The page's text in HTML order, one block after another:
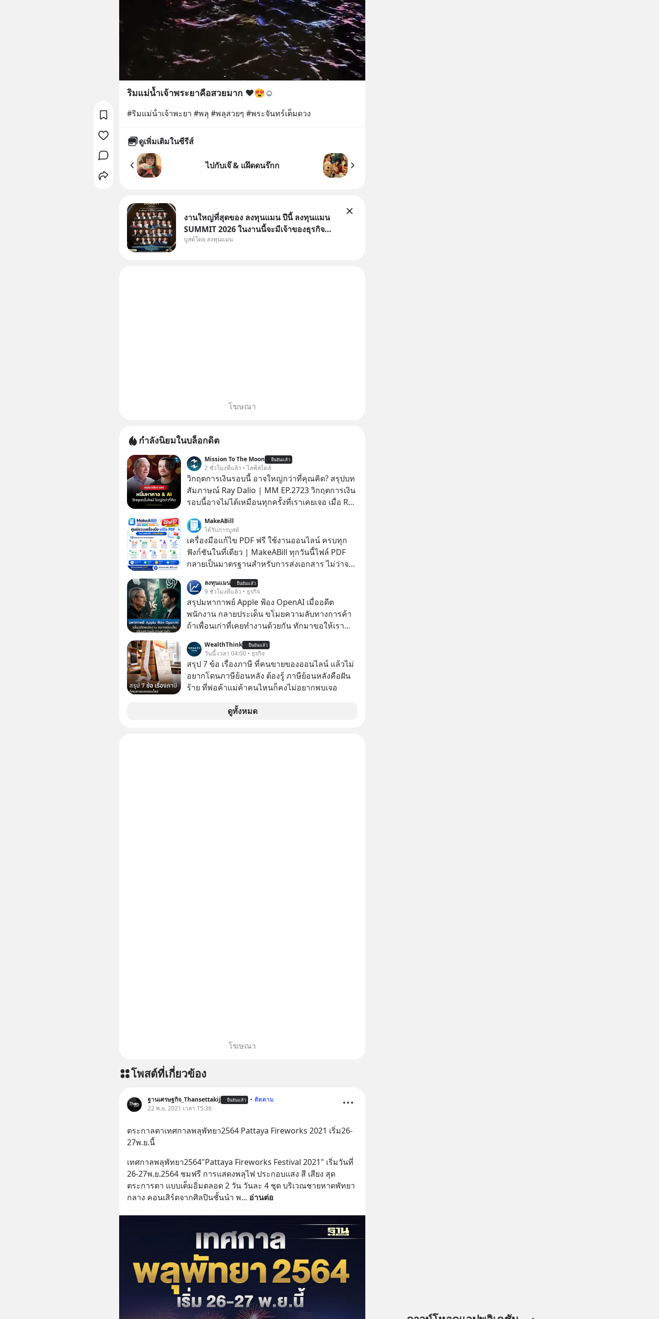
ริมแม่น้ำเจ้าพระยาคือสวยมาก ❤️😍☺️
#ริมแม่น้ําเจ้าพะยา #พลุ #พลุสวยๆ #พระจันทร์เต็มดวง
ดูเพิ่มเติมในซีรีส์
ไปกับเจ๊ & แฝ๊ดดนร๊กก
งานใหญ่ที่สุดของ ลงทุนแมน ปีนี้ ลงทุนแมน
SUMMIT 2026 ในงานนี้จะมีเจ้าของธุรกิจ
Dr.PONG, หมึกกรุบ, Srichand, Jones’
บูสต์โดย ลงทุนแมน
โฆษณา
กำลังนิยมในบล็อกดิต
Mission To The Moon ยืนยันแล้ว
2 ชั่วโมงที่แล้ว • ไลฟ์สไตล์
วิกฤตการเงินรอบนี้ อาจใหญ่กว่าที่คุณคิด? สรุปบท
สัมภาษณ์ Ray Dalio | MM EP.2723 วิกฤตการเงิน
รอบนี้อาจไม่ได้เหมือนทุกครั้งที่เราเคยเจอ เมื่อ Ray
ต่อหลายครั้ง ออกมาส่งสัญญาณเตือนระเบิดเวลา
ลูกใหม่ที่กำลังก่อตัวขึ้น จาก "ระเบิดหนี้สิน
มหาศาล" ผสานเข้ากับ "ฟองสบู่กระแส AI" ที่ผู้คน
กำลังแห่ไล่ราคาอย่างบ้าคลั่ง บทเรียนจาก
กำลังจะเปลี่ยนมือไปในทิศทางไหน? และเราควร
รับมืออย่างไรก่อนที่ทุกอย่างจะสายเกินไป? ร่วม
เจาะลึกบทวิเคราะห์และข้อคิดการเงินฉบับ Dalio
กันได้ใน EP. นี้ #RayDalio #สรุปบทเรียน #การเงิน
การลงทุน #MissionToTheMoon
#MissionToTheMoonPodcast
MakeABill
ได้รับการบูสต์
เครื่องมือแก้ไข PDF ฟรี ใช้งานออนไลน์ ครบทุก
ฟังก์ชันในที่เดียว | MakeABill ทุกวันนี้ไฟล์ PDF
กลายเป็นมาตรฐานสำหรับการส่งเอกสาร ไม่ว่าจะ
หรือเอกสารราชการ แต่หลายครั้งเราจำเป็นต้อง
รวมไฟล์ PDF, แยกหน้า PDF, ใส่ลายเซ็น, บีบอัด
ไฟล์ หรือใส่รหัสผ่าน ซึ่งมักต้องใช้หลายเว็บไซต์
และหลายโปรแกรม
ลงทุนแมน ยืนยันแล้ว
9 ชั่วโมงที่แล้ว • ธุรกิจ
สรุปมหากาพย์ Apple ฟ้อง OpenAI เมื่ออดีต
พนักงาน กลายประเด็น ขโมยความลับทางการค้า
ถ้าเพื่อนเก่าที่เคยทำงานด้วยกัน ทักมาขอให้เรา
เดียวกันWealthThink ยืนยันแล้ว
วันนี้ เวลา 04:00 • ธุรกิจ
สรุป 7 ข้อ เรื่องภาษี ที่คนขายของออนไลน์ แล้วไม่
อยากโดนภาษีย้อนหลัง ต้องรู้ ภาษีย้อนหลังคือฝัน
ร้าย ที่พ่อค้าแม่ค้าคนไหนก็คงไม่อยากพบเจอ
ดูทั้งหมด
โฆษณา
โพสต์ที่เกี่ยวข้อง
ฐานเศรษฐกิจ_Thansettakij ยืนยันแล้ว • ติดตาม
22 พ.ย. 2021 เวลา 15:36
ตระกาลตาเทศกาลพลุพัทยา2564 Pattaya Fireworks 2021 เริ่ม26-
27พ.ย.นี้
เทศกาลพลุพัทยา2564"Pattaya Fireworks Festival 2021" เริ่มวันที่
26-27พ.ย.2564 ชมฟรี การแสดงพลุไฟ ประกอบแสง สี เสียง สุด
ตระการตา แบบเต็มอิ่มตลอด 2 วัน วันละ 4 ชุด บริเวณชายหาดพัทยา
กลาง คอนเสิร์ตจากศิลปินชั้นนำ พ... อ่านต่อ